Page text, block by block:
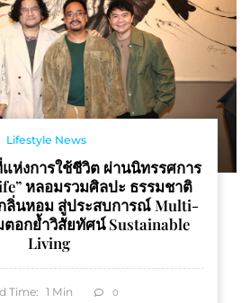
Lifestyle News
ห่งการใช้ชีวิต ผ่านนิทรรศการ
หลอมรวมศิลปะ ธรรมชาติ
ลิ่นหอม สู่ประสบการณ์ Multi-
ตอกย้ำวิสัยทัศน์ Sustainable
Living
Time: 1 Min 0